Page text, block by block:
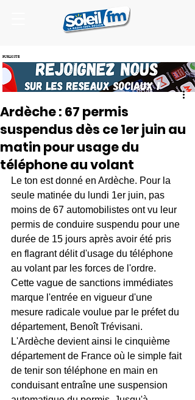
PUBLICITE
Ardèche : 67 permis
suspendus dès ce 1er juin au
matin pour usage du
téléphone au volant
Le ton est donné en Ardèche. Pour la
seule matinée du lundi 1er juin, pas
moins de 67 automobilistes ont vu leur
permis de conduire suspendu pour une
durée de 15 jours après avoir été pris
en flagrant délit d'usage du téléphone
au volant par les forces de l'ordre.
Cette vague de sanctions immédiates
marque l'entrée en vigueur d'une
mesure radicale voulue par le préfet du
département, Benoît Trévisani.
L'Ardèche devient ainsi le cinquième
département de France où le simple fait
de tenir son téléphone en main en
conduisant entraîne une suspension